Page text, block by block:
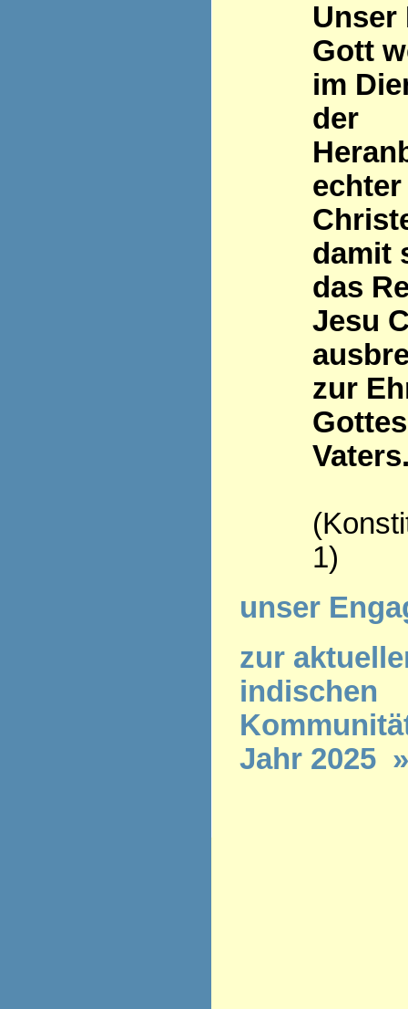
Unser
Gott
im
der
echter
damit
das
Jesu
zur
1)
unser
zur
indischen
Jahr 2025